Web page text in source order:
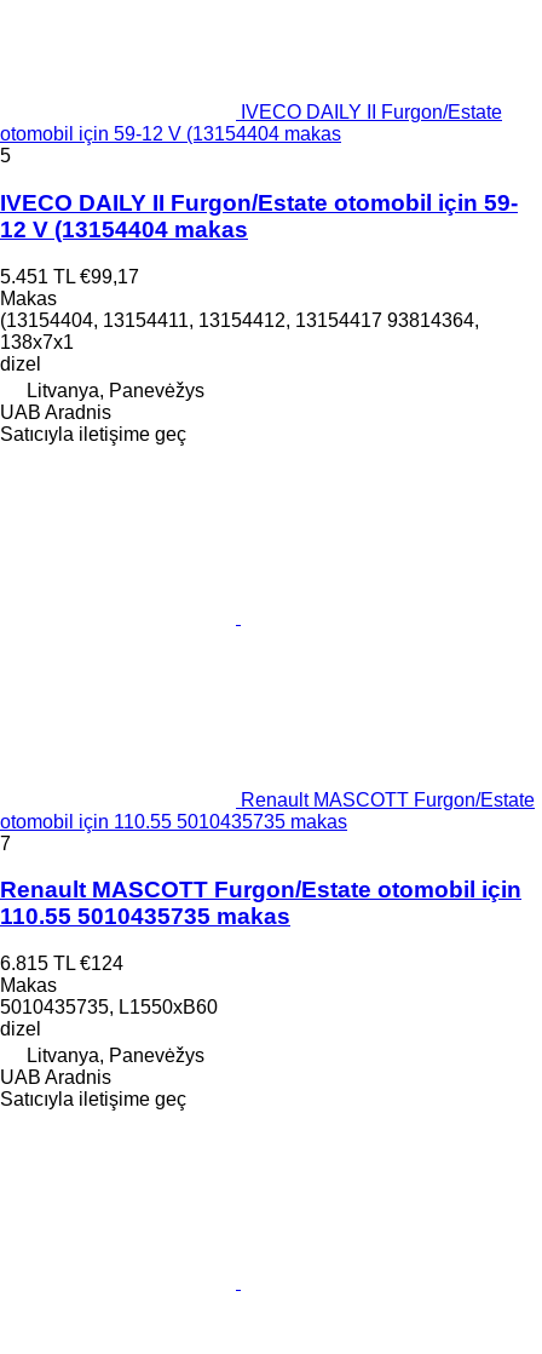
IVECO DAILY II Furgon/Estate
otomobil için 59-12 V (13154404 makas
5
IVECO DAILY II Furgon/Estate otomobil için 59-
12 V (13154404 makas
5.451 TL €99,17
Makas
(13154404, 13154411, 13154412, 13154417 93814364,
138x7x1
dizel
Litvanya, Panevėžys
UAB Aradnis
Satıcıyla iletişime geç
Renault MASCOTT Furgon/Estate
otomobil için 110.55 5010435735 makas
7
Renault MASCOTT Furgon/Estate otomobil için
110.55 5010435735 makas
6.815 TL €124
Makas
5010435735, L1550xB60
dizel
Litvanya, Panevėžys
UAB Aradnis
Satıcıyla iletişime geç